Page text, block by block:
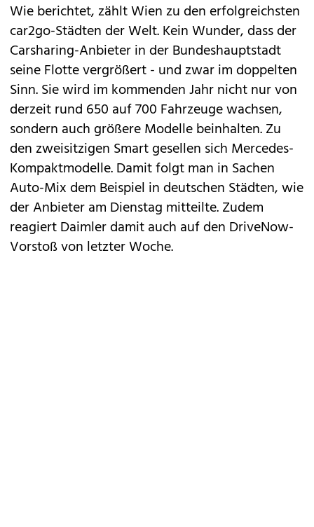
Wie berichtet, zählt Wien zu denerfolgreichsten
car2go-Städten der Welt. Kein Wunder, dass der
Carsharing-Anbieter in der Bundeshauptstadt
seine Flotte vergrößert - und zwar im doppelten
Sinn. Sie wird im kommenden Jahr nicht nur von
derzeit rund 650 auf 700 Fahrzeuge wachsen,
sondern auch größere Modelle beinhalten. Zu
den zweisitzigen Smartgesellen sich Mercedes-
Kompaktmodelle. Damit folgt man in Sachen
Auto-Mix dem Beispiel in deutschen Städten, wie
der Anbieter am Dienstag mitteilte. Zudem
reagiert Daimler damit auch auf den DriveNow-
Vorstoßvon letzter Woche.